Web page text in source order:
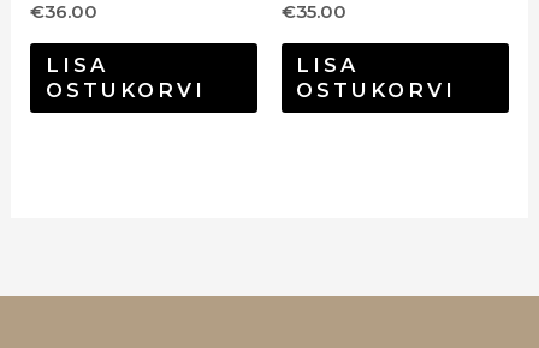
€36.00
LISA
OSTUKORVI
€35.00
LISA
OSTUKORVI